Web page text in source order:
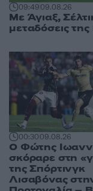
09:4909.08.26
Με Άγιαξ,
μεταδόσεις
00:3009.08.26
Ο Φώτης
σκόραρε στη
της Σπόρτινγκ
Λισαβόνας